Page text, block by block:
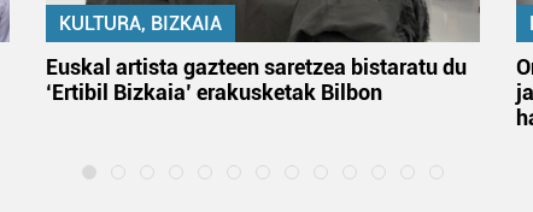
KULTURA, BIZKAIA
Euskal artista gazteen saretzea bistaratu du
‘Ertibil Bizkaia’ erakusketak Bilbon